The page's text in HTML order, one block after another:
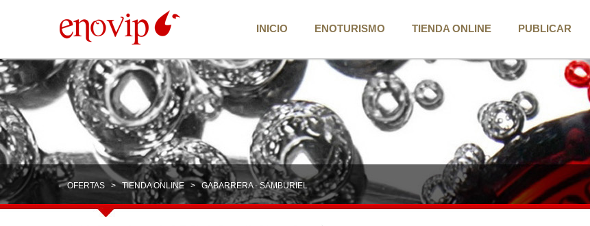
INICIO ENOTURISMO TIENDA ONLINE PUBLICAR
OFERTAS >TIENDA ONLINE > GABARRERA - SAMBURIEL